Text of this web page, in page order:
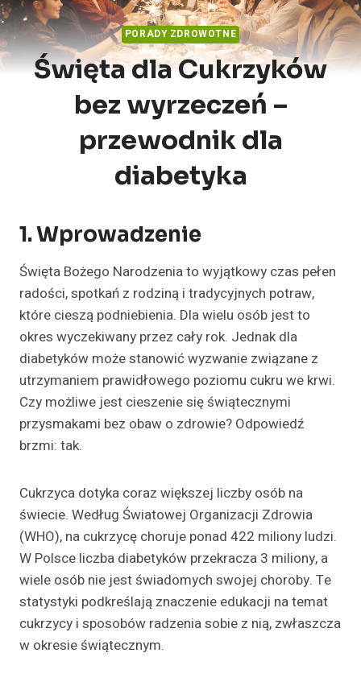
PORADY ZDROWOTNE
Święta dla Cukrzyków
bez wyrzeczeń –
przewodnik dla
diabetyka
1. Wprowadzenie
Święta Bożego Narodzenia to wyjątkowy czas pełen
radości, spotkań z rodziną i tradycyjnych potraw,
które cieszą podniebienia. Dla wielu osób jest to
okres wyczekiwany przez cały rok. Jednak dla
diabetyków może stanowić wyzwanie związane z
utrzymaniem prawidłowego poziomu cukru we krwi.
Czy możliwe jest cieszenie się świątecznymi
przysmakami bez obaw o zdrowie? Odpowiedź
brzmi: tak.
Cukrzyca dotyka coraz większej liczby osób na
świecie. Według Światowej Organizacji Zdrowia
(WHO), na cukrzycę choruje ponad 422 miliony ludzi.
W Polsce liczba diabetyków przekracza 3 miliony, a
wiele osób nie jest świadomych swojej choroby. Te
statystyki podkreślają znaczenie edukacji na temat
cukrzycy i sposobów radzenia sobie z nią, zwłaszcza
w okresie świątecznym.